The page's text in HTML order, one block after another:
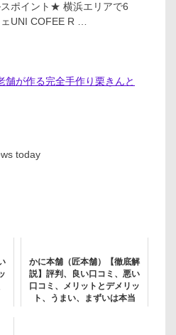
ポイント★ 横浜エリアで6
UNI COFEE R …
舗が作る完全手作り栗きんと
today
かに本舗（匠本舗）【徹底解
説】評判、良い口コミ、悪い
口コミ、メリットとデメリッ
ト、うまい、まずいは本当